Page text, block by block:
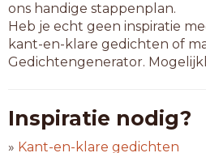
ons handige stappenplan.
Heb je echt geen inspiratie
kant-en-klare gedichten of
Gedichtengenerator.
Inspiratie nodig?
» Kant-en-klare gedichten